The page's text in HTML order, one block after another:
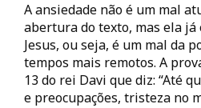
A ansiedade não é um mal
abertura do texto, mas ela já
Jesus, ou seja, é um mal da
tempos mais remotos. A
13 do rei Davi que diz: “Até
e preocupações, tristeza no